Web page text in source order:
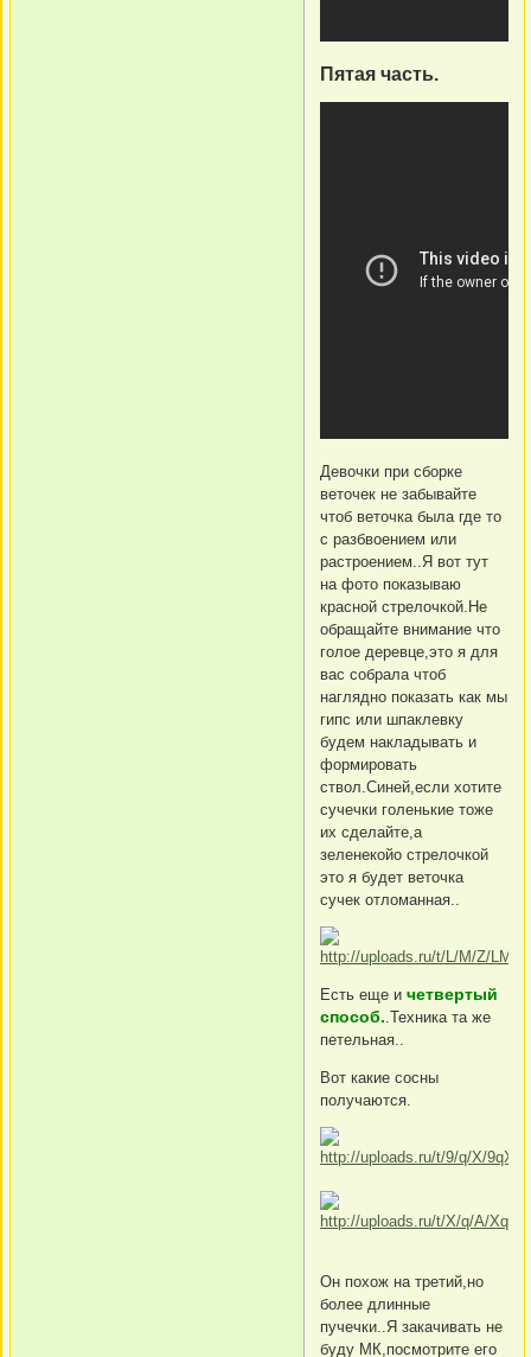
Пятая часть.
Девочки при сборке
веточек не забывайте
чтоб веточка была где то
с разбвоением или
растроением..Я вот тут
на фото показываю
красной стрелочкой.Не
обращайте внимание что
голое деревце,это я для
вас собрала чтоб
наглядно показать как мы
гипс или шпаклевку
будем накладывать и
формировать
ствол.Синей,если хотите
сучечки голенькие тоже
их сделайте,а
зеленекойо стрелочкой
это я будет веточка
сучек отломанная..
Есть еще и четвертый
способ..Техника та же
петельная..
Вот какие сосны
получаются.
Он похож на третий,но
более длинные
пучечки..Я закачивать не
буду МК,посмотрите его